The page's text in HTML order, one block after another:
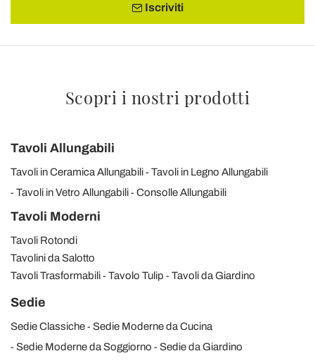
Iscriviti
Scopri i nostri prodotti
Tavoli Allungabili
Tavoli in Ceramica Allungabili
Tavoli in Legno Allungabili
Tavoli in Vetro Allungabili
Consolle Allungabili
Tavoli Moderni
Tavoli Rotondi
Tavolini da Salotto
Tavoli Trasformabili
Tavolo Tulip Tavoli da Giardino
Sedie
Sedie Classiche
Sedie Moderne da Cucina
Sedie Moderne da Soggiorno
Sedie da Giardino